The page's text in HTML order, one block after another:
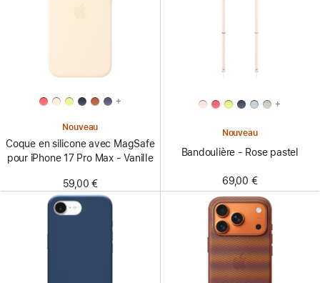
+
Nouveau
Coque en silicone avec MagSafe
pour iPhone 17 Pro Max - Vanille
59,00 €
+
Nouveau
Bandoulière - Rose pastel
69,00 €